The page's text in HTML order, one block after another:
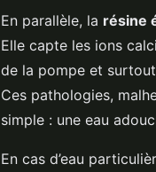
En parallèle, la résine
Elle capte les ions
de la pompe et
Ces pathologies,
simple : une eau
En cas d’eau